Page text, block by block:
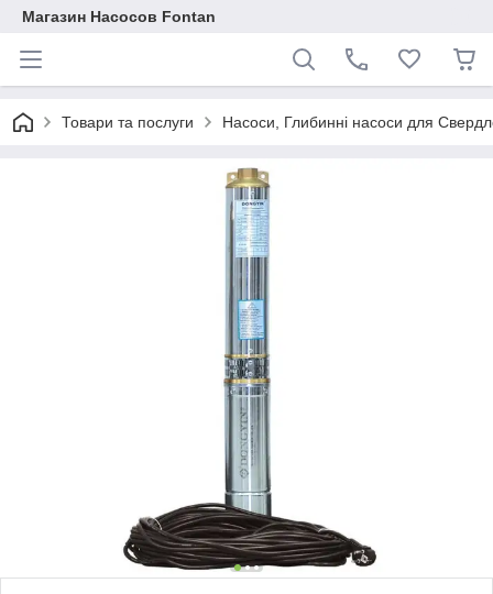
Магазин Насосов Fontan
Товари та послуги Насоси, Глибинні насоси для